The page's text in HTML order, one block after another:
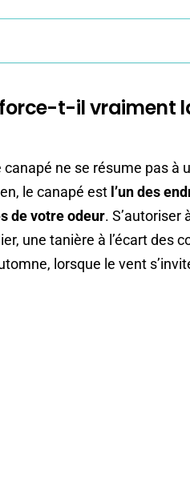
t-il vraiment
ne se résume pas à
le canapé est l’un des
de votre odeur. S’autoriser
une tanière à l’écart des
lorsque le vent